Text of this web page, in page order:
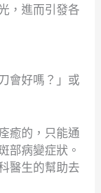
，進而引發各
會好嗎？」或
癒的，只能通
部病變症狀。
醫生的幫助去